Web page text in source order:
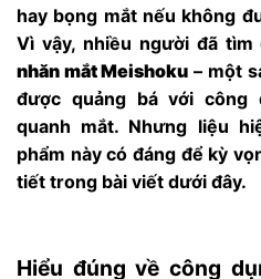
hay bọng mắt nếu không
Vì vậy, nhiều người đã
nhăn mắt Meishoku – một
được quảng bá với công
quanh mắt. Nhưng liệu
phẩm này có đáng để kỳ
tiết trong bài viết dưới đây.
Hiểu đúng về công